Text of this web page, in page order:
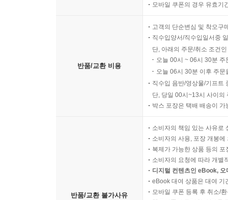
모바일 쿠폰의 경우 유효기
반품/교환 비용
고객의 단순변심 및 착오구
직수입양서/직수입일서중
단, 아래의 주문/취소 조건
오늘 00시 ~ 06시 30분
오늘 06시 30분 이후 주
직수입 음반/영상물/기프트
단, 당일 00시~13시 사이의
박스 포장은 택배 배송이
반품/교환 불가사유
소비자의 책임 있는 사유로
소비자의 사용, 포장 개봉
복제가 가능한 상품 등의
소비자의 요청에 따라 개별
디지털 컨텐츠인 eBook,
eBook 대여 상품은 대여 기
모바일 쿠폰 등록 후 취소/